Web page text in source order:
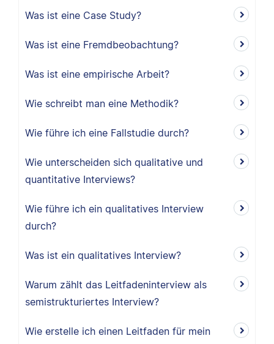
Was ist eine Case Study?
Was ist eine Fremdbeobachtung?
Was ist eine empirische Arbeit?
Wie schreibt man eine Methodik?
Wie führe ich eine Fallstudie durch?
Wie unterscheiden sich qualitative und
quantitative Interviews?
Wie führe ich ein qualitatives Interview
durch?
Was ist ein qualitatives Interview?
Warum zählt das Leitfadeninterview als
semistrukturiertes Interview?
Wie erstelle ich einen Leitfaden für mein